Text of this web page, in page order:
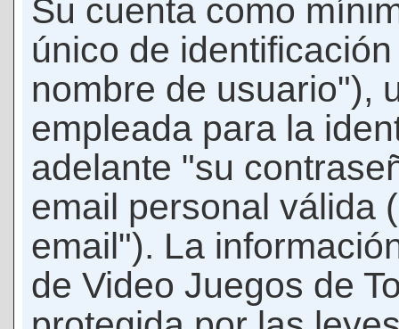
Su cuenta como
único de
nombre de usuario"),
empleada para la
adelante "su
email personal válida
email"). La
de Video Juegos de